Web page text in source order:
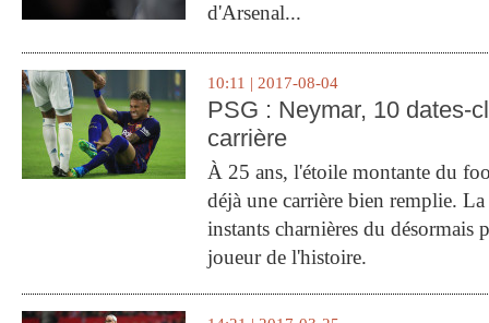
d'Arsenal...
10:11 | 2017-08-04
PSG : Neymar, 10 dates-
carrière
À 25 ans, l'étoile montante du
déjà une carrière bien remplie.
instants charnières du désormais
joueur de l'histoire.